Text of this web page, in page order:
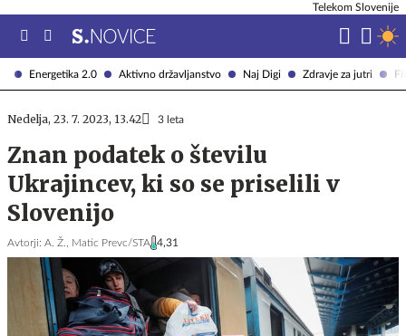
Energetika 2.0 Aktivno državljanstvo Naj Digi Zdravje za jutri
Telekom Slovenije
Nedelja, 23. 7. 2023, 13.42 3 leta
Znan podatek o številu
Ukrajincev, ki so se priselili v
Slovenijo
Avtorji: A. Ž., Matic Prevc/STA 4,31